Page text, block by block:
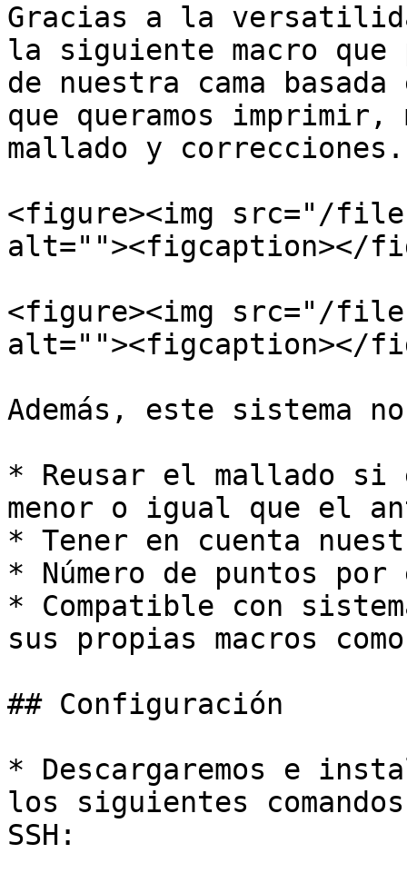
Gracias a la
la siguiente macro
de nuestra cama
que queramos
mallado y correcciones.
<figure><img src="/files/
alt=""><figcaption></
<figure><img src="/files/
alt=""><figcaption></
Además, este sistema
* Reusar el mallado si
menor o igual que el
* Tener en cuenta
* Número de puntos
* Compatible con
sus propias macros
## Configuración
* Descargaremos e
los siguientes
SSH: